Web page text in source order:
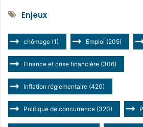
Enjeux
chômage (1) Emploi (205)
Finance et crise financière (306)
Inflation réglementaire (420)
Politique de concurrence (320)